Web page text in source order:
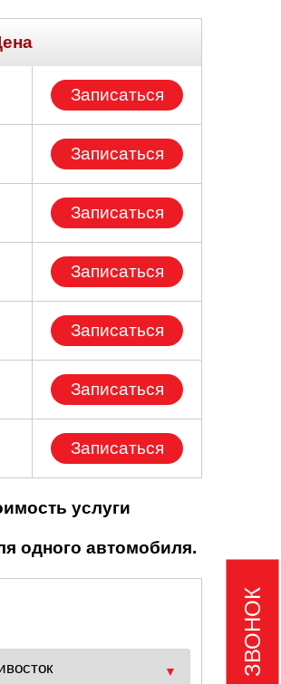
Записаться
Записаться
Записаться
Записаться
Записаться
Записаться
Записаться
услуги
одного автомобиля.